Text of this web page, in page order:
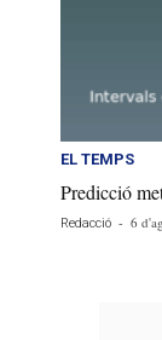
EL TEMPS
Predicció
Redacció - 6